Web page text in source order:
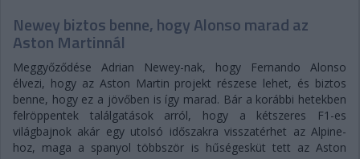
Newey biztos benne, hogy Alonso marad az
Aston Martinnál
Meggyőződése Adrian Newey-nak, hogy Fernando Alonso
élvezi, hogy az Aston Martin projekt részese lehet, és biztos
benne, hogy ez a jövőben is így marad. Bár a korábbi hetekben
felröppentek találgatások arról, hogy a kétszeres F1-es
világbajnok akár egy utolsó időszakra visszatérhet az Alpine-
hoz, maga a spanyol többször is hűségesküt tett az Aston